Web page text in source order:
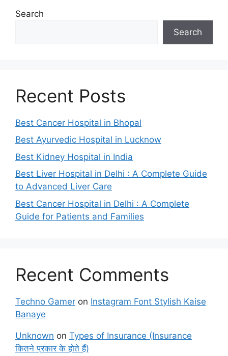
Search
Search
Recent Posts
Best Cancer Hospital in Bhopal
Best Ayurvedic Hospital in Lucknow
Best Kidney Hospital in India
Best Liver Hospital in Delhi : A Complete Guide
to Advanced Liver Care
Best Cancer Hospital in Delhi : A Complete
Guide for Patients and Families
Recent Comments
Techno Gamer on Instagram Font Stylish Kaise
Banaye
Unknown on Types of Insurance (Insurance
कितने प्रकार के होते हैं)